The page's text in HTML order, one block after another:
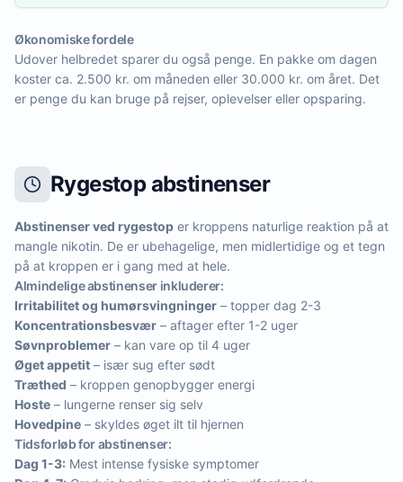
Økonomiske fordele
Udover helbredet sparer du også penge. En pakke om dagen
koster ca. 2.500 kr. om måneden eller 30.000 kr. om året. Det
er penge du kan bruge på rejser, oplevelser eller opsparing.
Rygestop abstinenser
Abstinenser ved rygestop er kroppens naturlige reaktion på at
mangle nikotin. De er ubehagelige, men midlertidige og et tegn
på at kroppen er i gang med at hele.
Almindelige abstinenser inkluderer:
Irritabilitet og humørsvingninger – topper dag 2-3
Koncentrationsbesvær – aftager efter 1-2 uger
Søvnproblemer – kan vare op til 4 uger
Øget appetit – især sug efter sødt
Træthed – kroppen genopbygger energi
Hoste – lungerne renser sig selv
Hovedpine – skyldes øget ilt til hjernen
Tidsforløb for abstinenser:
Dag 1-3: Mest intense fysiske symptomer